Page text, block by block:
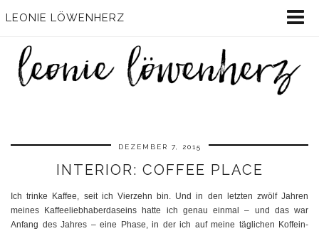
LEONIE LÖWENHERZ
DEZEMBER 7, 2015
INTERIOR: COFFEE PLACE
Ich trinke Kaffee, seit ich Vierzehn bin. Und in den letzten zwölf Jahren
meines Kaffeeliebhaberdaseins hatte ich genau einmal – und das war
Anfang des Jahres – eine Phase, in der ich auf meine täglichen Koffein-